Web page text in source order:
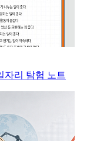
자리 탐험 노트